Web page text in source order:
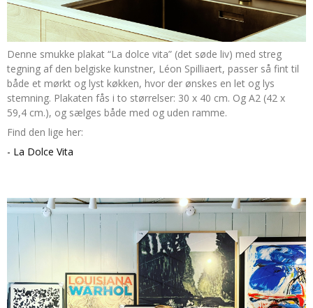
Denne smukke plakat “La dolce vita” (det søde liv) med streg
tegning af den belgiske kunstner, Léon Spilliaert, passer så fint til
både et mørkt og lyst køkken, hvor der ønskes en let og lys
stemning. Plakaten fås i to størrelser: 30 x 40 cm. Og A2 (42 x
59,4 cm.), og sælges både med og uden ramme.
Find den lige her:
- La Dolce Vita